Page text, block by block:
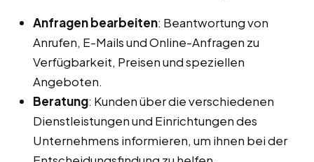
Anfragen bearbeiten: Beantwortung von
Anrufen, E-Mails und Online-Anfragen zu
Verfügbarkeit, Preisen und speziellen
Angeboten.
Beratung: Kunden über die verschiedenen
Dienstleistungen und Einrichtungen des
Unternehmens informieren, um ihnen bei der